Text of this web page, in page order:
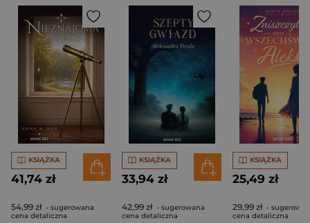
KSIĄŻKA
41,74 zł
54,99 zł - sugerowana
cena detaliczna
KSIĄŻKA
33,94 zł
42,99 zł - sugerowana
cena detaliczna
KSIĄŻKA
25,49 zł
29,99 zł -
cena detaliczna